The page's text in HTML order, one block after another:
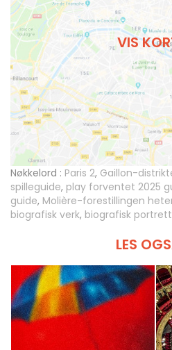
VIS
Nøkkelord : Paris 2, Gaillon-
spilleguide, play forventet 2025
guide, Molière-forestillingen
biografisk verk, biografisk
LES